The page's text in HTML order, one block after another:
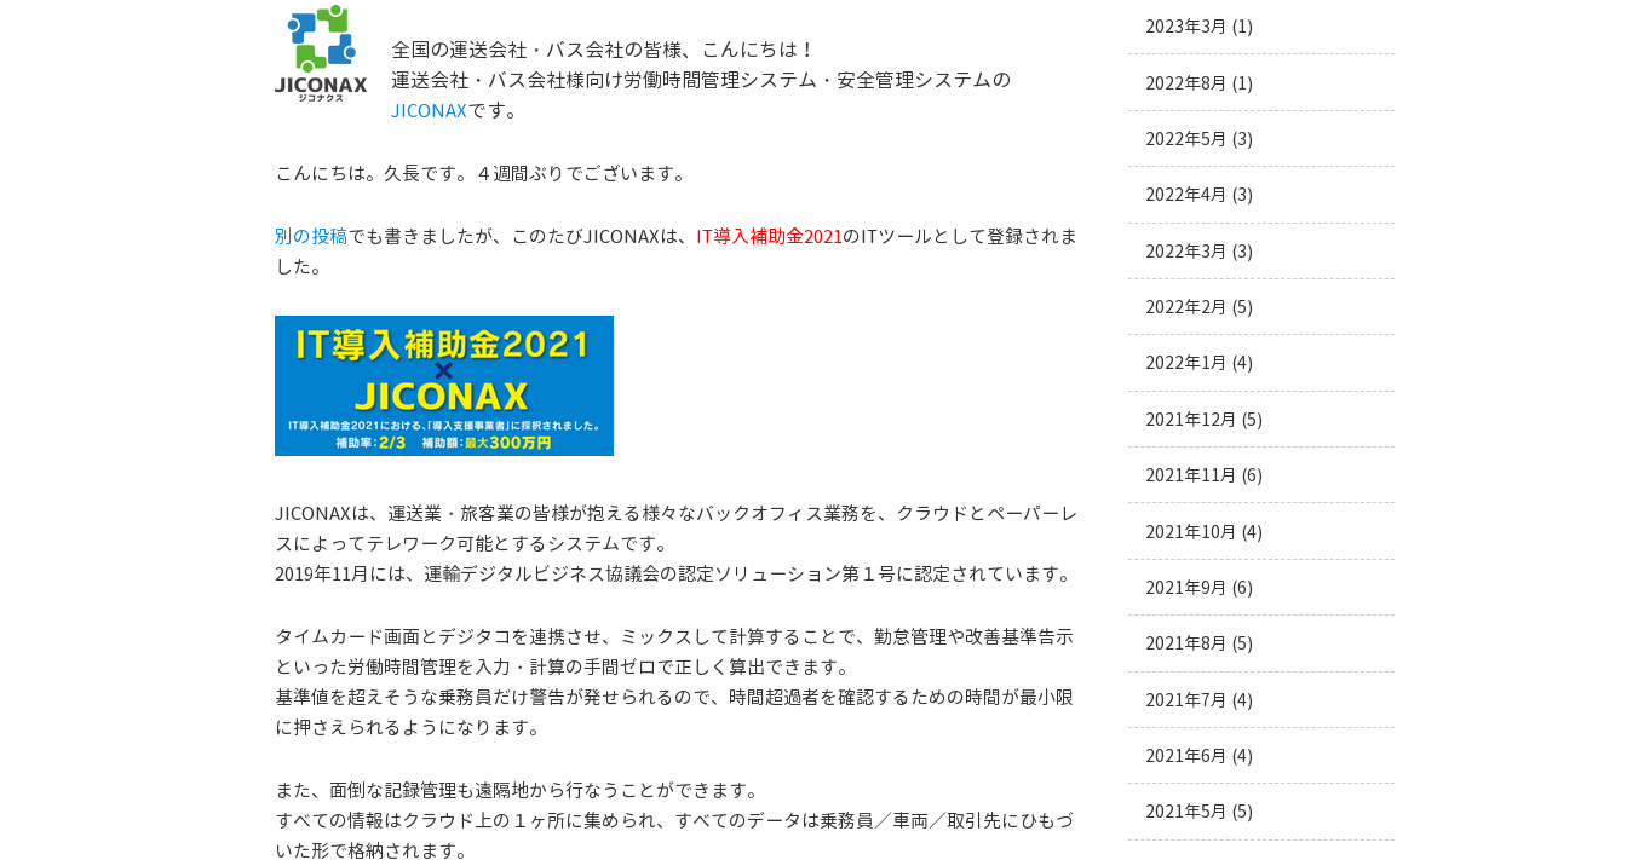
全国の運送会社・バス会社の皆様、こんにちは！
運送会社・バス会社様向け労働時間管理システム・安全管理システムの
JICONAXです。
こんにちは。久長です。４週間ぶりでございます。
別の投稿でも書きましたが、このたびJICONAXは、 IT導入補助金2021のITツールとして登録されま
した。
JICONAXは、運送業・旅客業の皆様が抱える様々なバックオフィス業務を、クラウドとペーパーレ
スによってテレワーク可能とするシステムです。
2019年11月には、運輸デジタルビジネス協議会の認定ソリューション第１号に認定されています。
タイムカード画面とデジタコを連携させ、ミックスして計算することで、勤怠管理や改善基準告示
といった労働時間管理を入力・計算の手間ゼロで正しく算出できます。
基準値を超えそうな乗務員だけ警告が発せられるので、時間超過者を確認するための時間が最小限
に押さえられるようになります。
また、面倒な記録管理も遠隔地から行なうことができます。
すべての情報はクラウド上の１ヶ所に集められ、すべてのデータは乗務員／車両／取引先にひもづ
いた形で格納されます。
2023年3月 (1)
2022年8月 (1)
2022年5月 (3)
2022年4月 (3)
2022年3月 (3)
2022年2月 (5)
2022年1月 (4)
2021年12月 (5)
2021年11月 (6)
2021年10月 (4)
2021年9月 (6)
2021年8月 (5)
2021年7月 (4)
2021年6月 (4)
2021年5月 (5)